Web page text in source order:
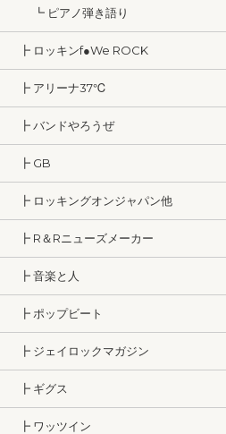
┗ ピアノ弾き語り
┣ ロッキンf●We ROCK
┣ アリーナ37℃
┣ バンドやろうぜ
┣ GB
┣ ロッキングオンジャパン他
┣ R＆Rニューズメーカー
┣ 音楽と人
┣ ポップビート
┣ ジェイロックマガジン
┣ ギグス
┣ ワッツイン